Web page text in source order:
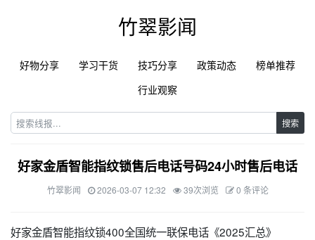
竹翠影闻
好物分享 学习干货 技巧分享 政策动态
榜单推荐
行业观察
搜索
好家金盾智能指纹锁售后电话号码24小时售后电话
竹翠影闻 2026-03-07 12:32 39次浏览 0 条评论
好家金盾智能指纹锁400全国统一联保电话《2025汇总》